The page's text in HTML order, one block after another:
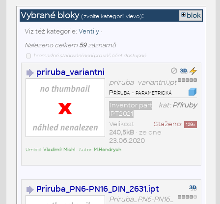
Vybrané bloky (zvolte kategorii vlevo): blok
Viz též kategorie: Ventily•
Nalezeno celkem 59záznamů
hromadné stahování není pro váš účet dostupné
priruba_variantni
priruba_variantni.ipt
Příruba - parametrická
kat:Příruby
Inventor part
IPT2021
Staženo: 129x
Velikost
240,5kB• ze dne
23.06.2020
Umístil:Vladimír Michl • Autor: M.Hendrych
Priruba_PN6-PN16_DIN_2631.ipt
Priruba_PN6-PN16_